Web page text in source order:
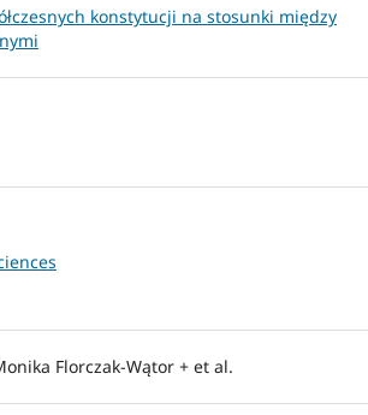
konstytucji na stosunki między
Florczak-Wątor + et al.